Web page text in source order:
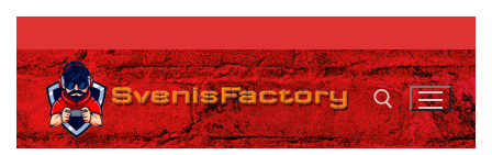
Zum
Inhalt
springen